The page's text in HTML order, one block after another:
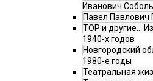
Иванович
Павел Павлович
ТОР и другие…
1940-х годов
Новгородский
1980-е годы
Театральная